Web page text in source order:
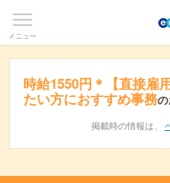
メニュー
時給1550円＊【直接雇
たい方におすすめ事務
掲載時の情報は、